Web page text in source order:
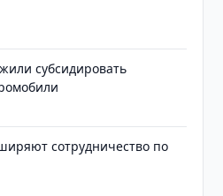
субсидировать
сотрудничество по